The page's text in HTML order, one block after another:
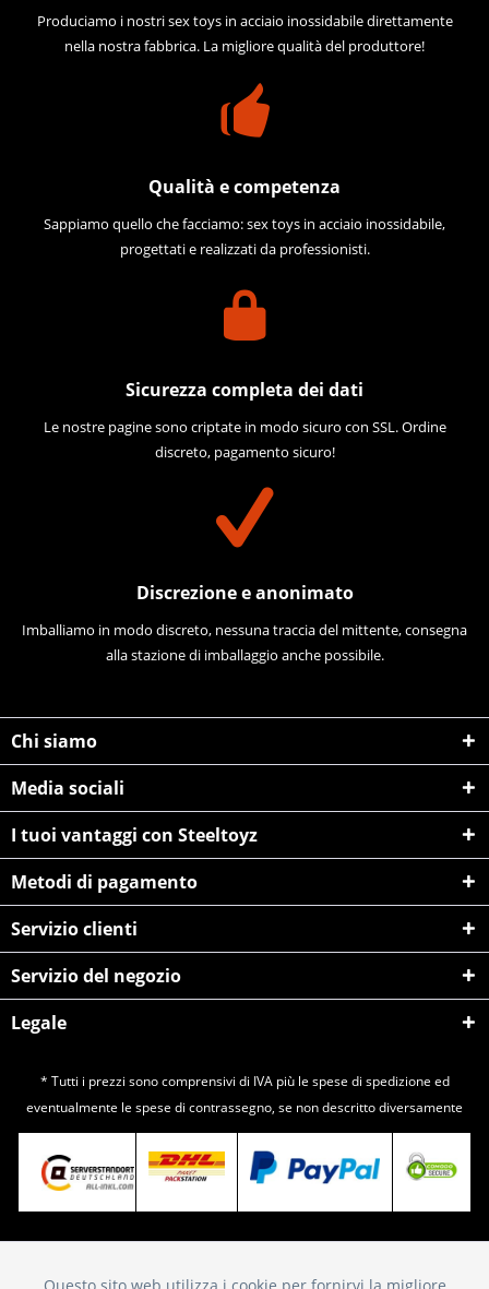
Produciamo i nostri sex toys in acciaio inossidabile direttamente
nella nostra fabbrica. La migliore qualità del produttore!
Qualità e competenza
Sappiamo quello che facciamo: sex toys in acciaio inossidabile,
progettati e realizzati da professionisti.
Sicurezza completa dei dati
Le nostre pagine sono criptate in modo sicuro con SSL. Ordine
discreto, pagamento sicuro!
Discrezione e anonimato
Imballiamo in modo discreto, nessuna traccia del mittente, consegna
alla stazione di imballaggio anche possibile.
Chi siamo
Media sociali
I tuoi vantaggi con Steeltoyz
Metodi di pagamento
Servizio clienti
Servizio del negozio
Legale
* Tutti i prezzi sono comprensivi di IVA più le spese di spedizione ed
eventualmente le spese di contrassegno, se non descritto diversamente